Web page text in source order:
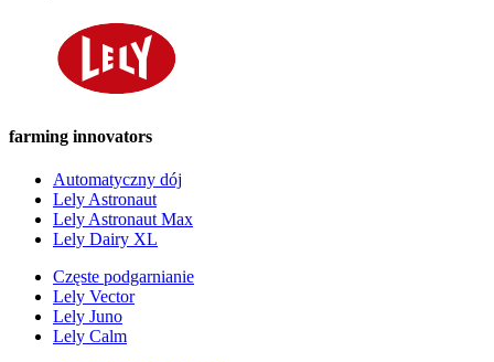
farming innovators
Automatyczny dój
Lely Astronaut
Lely Astronaut Max
Lely Dairy XL
Częste podgarnianie
Lely Vector
Lely Juno
Lely Calm